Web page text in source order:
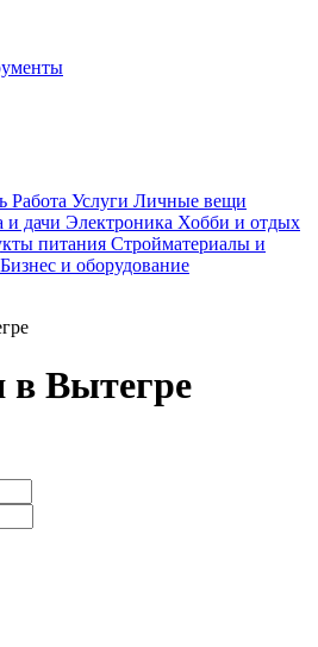
Работа Услуги Личные вещи
и дачи Электроника Хобби и отдых
питания Стройматериалы и
Бизнес и оборудование
в Вытегре